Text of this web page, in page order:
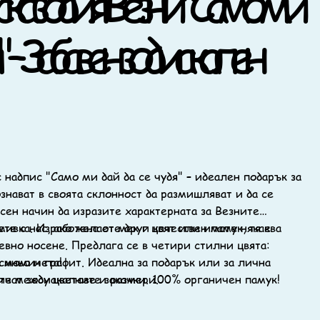
Забавен зодиакален
"Само ми дай да се чудя" – идеален подарък за
в своята склонност да размишляват и да се
начин да изразите характерната за Везните
Изработена от мек и качествен памук, тя е
носене. Предлага се в четири стилни цвята:
и графит. Идеална за подарък или за лична
зодиакалните закачки. 100% органичен памук!
с нас, ако желаете друг цвят или имате някаква
момичета!
между цветове и размери.